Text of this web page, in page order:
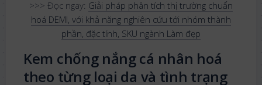
>>> Đọc ngay: Giải pháp phân tích thị trường chuẩn
hoá DEMI, với khả năng nghiên cứu tới nhóm thành
phần, đặc tính, SKU ngành Làm đẹp
Kem chống nắng cá nhân hoá
theo từng loại da và tình trạng